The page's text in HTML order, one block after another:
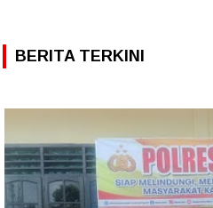
BERITA TERKINI